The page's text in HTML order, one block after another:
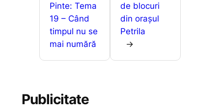
Pinte: Tema
19 – Când
timpul nu se
mai numără
de blocuri
din orașul
Petrila
→
Publicitate